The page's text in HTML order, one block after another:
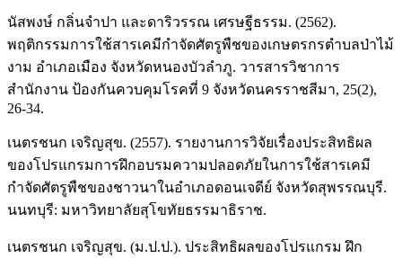
นัสพงษ์ กลิ่นจำปา และดาริวรรณ เศรษฐีธรรม. (2562).
พฤติกรรมการใช้สารเคมีกำจัดศัตรูพืชของเกษตรกรตำบลป่าไม้
งาม อำเภอเมือง จังหวัดหนองบัวลำภู. วารสารวิชาการ
สำนักงาน ป้องกันควบคุมโรคที่ 9 จังหวัดนครราชสีมา, 25(2),
26-34.
เนตรชนก เจริญสุข. (2557). รายงานการวิจัยเรื่องประสิทธิผล
ของโปรแกรมการฝึกอบรมความปลอดภัยในการใช้สารเคมี
กำจัดศัตรูพืชของชาวนาในอำเภอดอนเจดีย์ จังหวัดสุพรรณบุรี.
นนทบุรี: มหาวิทยาลัยสุโขทัยธรรมาธิราช.
เนตรชนก เจริญสุข. (ม.ป.ป.). ประสิทธิผลของโปรแกรม ฝึก